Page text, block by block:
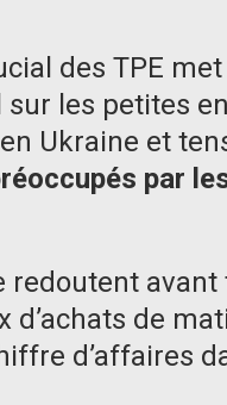
des TPE
les petites
Ukraine et
par
redoutent
d’achats de
d’affaires